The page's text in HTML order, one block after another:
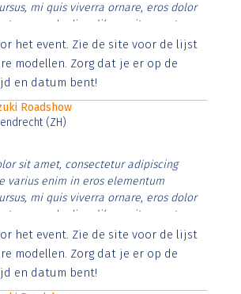
mi quis viverra ornare, eros dolor
commodo diam libero vitae erat.
nibh et justo cursus id rutrum lorem
ut sem vitae risus tristique posuere.
het event. Zie de site voor de lijst
modellen. Zorg dat je er op de
en datum bent!
Roadshow
(ZH)
sit amet, consectetur adipiscing
varius enim in eros elementum
mi quis viverra ornare, eros dolor
commodo diam libero vitae erat.
nibh et justo cursus id rutrum lorem
ut sem vitae risus tristique posuere.
het event. Zie de site voor de lijst
modellen. Zorg dat je er op de
en datum bent!